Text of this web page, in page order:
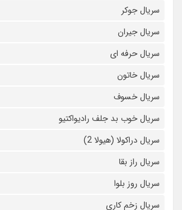
سریال جوکر
سریال جیران
سریال حرفه ای
سریال خاتون
سریال خسوف
سریال خوب بد جلف رادیواکتیو
سریال دراکولا (هیولا 2)
سریال راز بقا
سریال روز بلوا
سریال زخم کاری